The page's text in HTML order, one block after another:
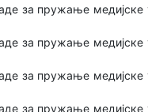
за пружање
за пружање
за пружање
за пружање